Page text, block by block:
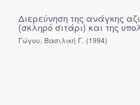
Διερεύνηση της ανάγκης
(σκληρό σιτάρι) και της
Γώγου, Βασιλική Γ. (1994)